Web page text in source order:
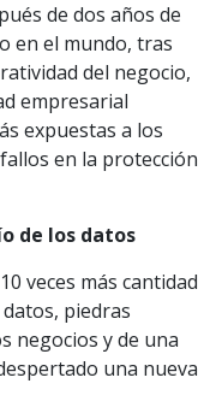
de dos años de
en el mundo, tras
del negocio,
empresarial
expuestas a los
en la protección
de los datos
veces más cantidad
piedras
negocios y de una
una nueva